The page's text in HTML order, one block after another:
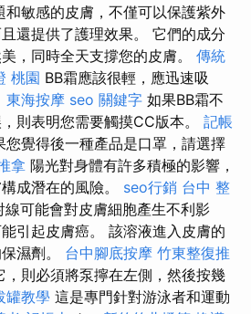
和敏感的皮膚，不僅可以保護紫外
還提供了護理效果。 它們的成分
，同時全天支撐您的皮膚。 傳統
桃園 BB霜應該很輕，應迅速吸
東海按摩 seo 關鍵字 如果BB霜不
則表明您需要觸摸CC版本。 記帳
您覺得後一種產品是口罩，請選擇
拿 陽光對身體有許多積極的影響，
成潛在的風險。 seo行銷 台中 整
可能會對皮膚細胞產生不利影
引起皮膚癌。 該溶液進入皮膚的
濕劑。 台中腳底按摩 竹東整復推
，則必須將泵擰在左側，然後按幾
罐教學 這是專門針對游泳者和運動